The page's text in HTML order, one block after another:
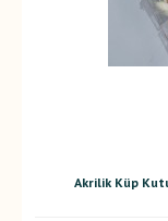
Akrilik Küp